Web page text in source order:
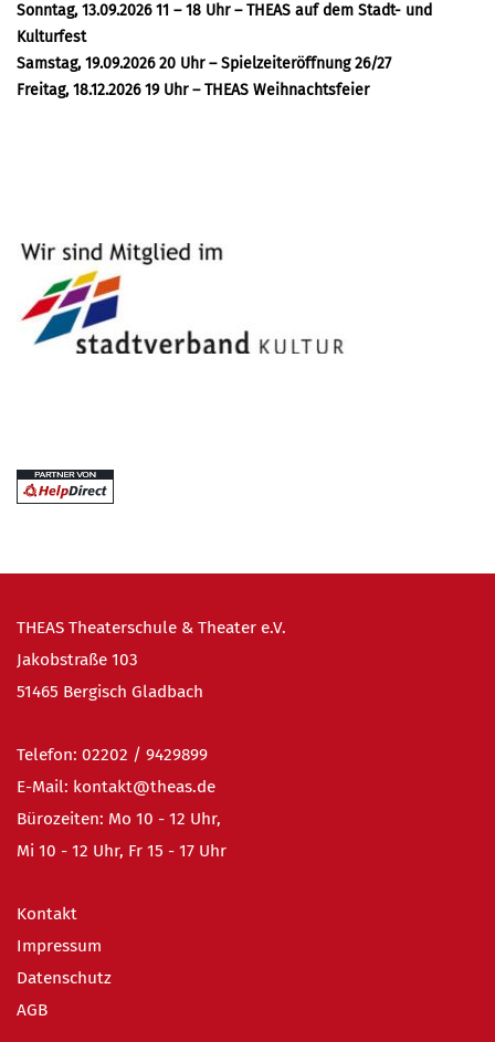
Sonntag, 13.09.2026 11 – 18 Uhr – THEAS auf dem Stadt- und
Kulturfest
Samstag, 19.09.2026 20 Uhr – Spielzeiteröffnung 26/27
Freitag, 18.12.2026 19 Uhr – THEAS Weihnachtsfeier
THEAS Theaterschule & Theater e.V.
Jakobstraße 103
51465 Bergisch Gladbach
Telefon: 02202 / 9429899
E-Mail: kontakt@theas.de
Bürozeiten: Mo 10 - 12 Uhr,
Mi 10 - 12 Uhr, Fr 15 - 17 Uhr
Kontakt
Impressum
Datenschutz
AGB